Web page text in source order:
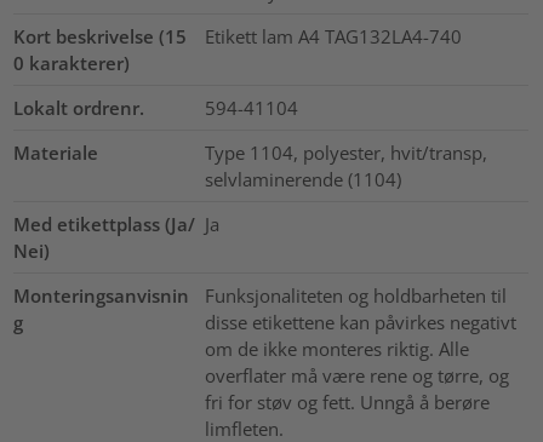
Kort beskrivelse (15
0 karakterer)
Etikett lam A4 TAG132LA4-740
Lokalt ordrenr.
594-41104
Materiale
Type 1104, polyester, hvit/transp,
selvlaminerende (1104)
Med etikettplass (Ja/
Nei)
Ja
Monteringsanvisnin
g
Funksjonaliteten og holdbarheten til
disse etikettene kan påvirkes negativt
om de ikke monteres riktig. Alle
overflater må være rene og tørre, og
fri for støv og fett. Unngå å berøre
limfleten.